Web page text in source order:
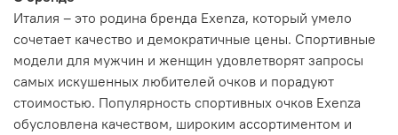
Италия – это родина бренда Exenza, который умело
сочетает качество и демократичные цены. Спортивные
модели для мужчин и женщин удовлетворят запросы
самых искушенных любителей очков и порадуют
стоимостью. Популярность спортивных очков Exenza
обусловлена качеством, широким ассортиментом и